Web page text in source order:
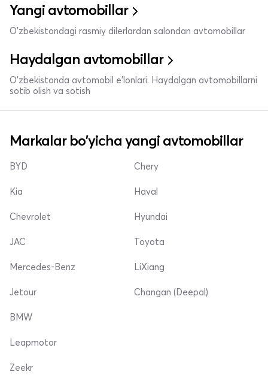
Yangi avtomobillar
O'zbekistondagi rasmiy dilerlardan salondan avtomobillar
Haydalgan avtomobillar
O'zbekistonda avtomobil e’lonlari. Haydalgan avtomobillarni
sotib olish va sotish
Markalar bo'yicha yangi avtomobillar
BYD
Kia
Chevrolet
Chery
Haval
Hyundai
JAC
Mercedes-Benz
Jetour
Toyota
LiXiang
Changan (Deepal)
BMW
Leapmotor
Zeekr